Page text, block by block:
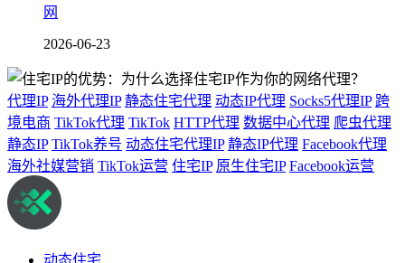
网
2026-06-23
代理IP 海外代理IP 静态住宅代理 动态IP代理 Socks5代理IP 跨
境电商 TikTok代理 TikTok HTTP代理 数据中心代理 爬虫代理
静态IP TikTok养号 动态住宅代理IP 静态IP代理 Facebook代理
海外社媒营销 TikTok运营 住宅IP 原生住宅IP Facebook运营